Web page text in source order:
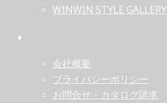
WINWIN STYLE GALLERY
会社概要
プライバシーポリシー
お問合せ・カタログ請求